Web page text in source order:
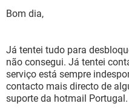
GUIA DE COMPRAS
GUIA DE COMPRAS
CELULAR
INSTAGRAM
GUIA DE COMPRAS
Bom dia,
Já tentei tudo para
não consegui. Já tentei
serviço está sempre
contacto mais directo de
suporte da hotmail Portugal.